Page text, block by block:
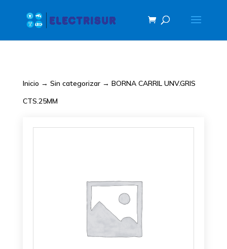
Inicio → Sin categorizar→ BORNA CARRIL UNV.GRIS
CTS.25MM